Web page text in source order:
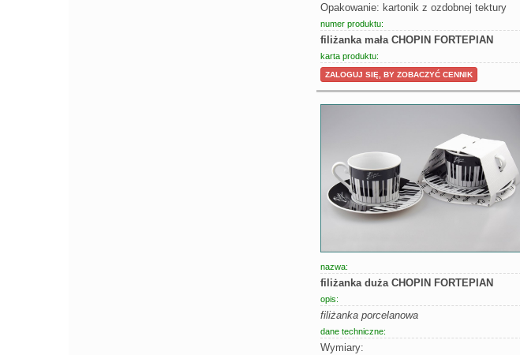
Opakowanie: kartonik z ozdobnej tektury
numer produktu:
filiżanka mała CHOPIN FORTEPIAN
karta produktu:
ZALOGUJ SIĘ, BY ZOBACZYĆ CENNIK
nazwa:
filiżanka duża CHOPIN FORTEPIAN
opis:
filiżanka porcelanowa
dane techniczne:
Wymiary: